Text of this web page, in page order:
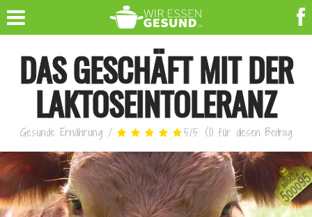
DAS GESCHÄFT MIT DER
LAKTOSEINTOLERANZ
Gesunde Ernährung / 5/5 (1) für diesen Beitrag